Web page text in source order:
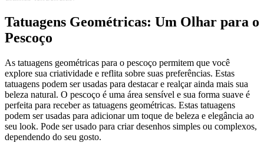
Tatuagens Geométricas: Um Olhar para o
Pescoço
As tatuagens geométricas para o pescoço permitem que você
explore sua criatividade e reflita sobre suas preferências. Estas
tatuagens podem ser usadas para destacar e realçar ainda mais sua
beleza natural. O pescoço é uma área sensível e sua forma suave é
perfeita para receber as tatuagens geométricas. Estas tatuagens
podem ser usadas para adicionar um toque de beleza e elegância ao
seu look. Pode ser usado para criar desenhos simples ou complexos,
dependendo do seu gosto.